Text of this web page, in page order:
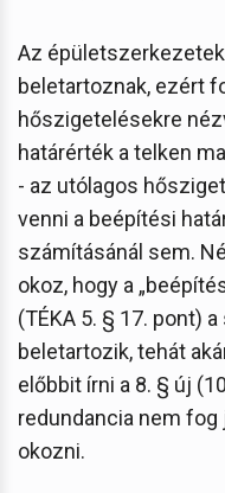
Az
beletartoznak, ezért
hőszigetelésekre
határérték a telken
- az utólagos
venni a beépítési
számításánál sem.
okoz, hogy a
(TÉKA 5. § 17. pont)
beletartozik, tehát
előbbit írni a 8. § új
redundancia nem
okozni.